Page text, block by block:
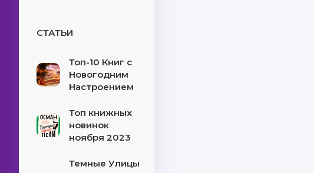
СТАТЬИ
Топ-10 Книг с
Новогодним
Настроением
Топ книжных
новинок
ноября 2023
Темные Улицы